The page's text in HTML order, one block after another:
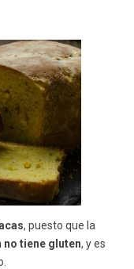
, puesto que la
no tiene gluten, y es